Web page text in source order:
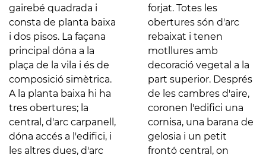
gairebé quadrada i
consta de planta baixa
i dos pisos. La façana
principal dóna a la
plaça de la vila i és de
composició simètrica.
A la planta baixa hi ha
tres obertures; la
central, d'arc carpanell,
dóna accés a l'edifici, i
les altres dues, d'arc
forjat. Totes les
obertures són d'arc
rebaixat i tenen
motllures amb
decoració vegetal a la
part superior. Després
de les cambres d'aire,
coronen l'edifici una
cornisa, una barana de
gelosia i un petit
frontó central, on